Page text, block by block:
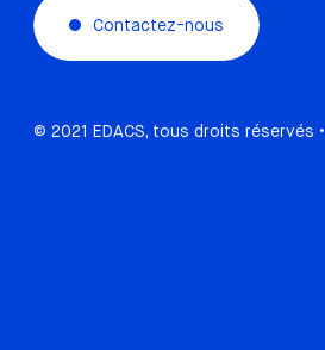
Contactez-nous
© 2021 EDACS, tous droits réservés •